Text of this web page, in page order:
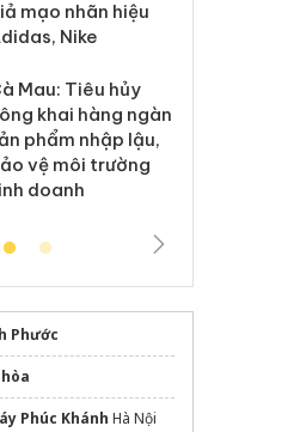
mạo nhãn hiệu
Nike
Mau: Tiêu hủy
khai hàng ngàn
phẩm nhập lậu,
vệ môi trường
doanh
Phước
Phúc Khánh Hà Nội